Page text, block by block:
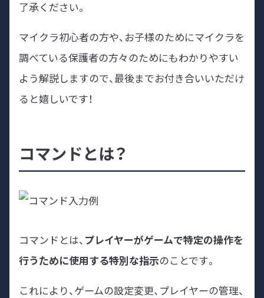
了承ください。
マイクラ初心者の方や、お子様のためにマイクラを
調べている保護者の方々のためにもわかりやすい
よう解説しますので、最後までお付き合いいただけ
ると嬉しいです！
コマンドとは？
コマンドとは、 プレイヤーがゲームで特定の操作を
行うために使用する特別な指示のことです。
これにより、ゲームの設定変更、プレイヤーの管理、